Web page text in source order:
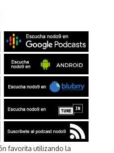
favorita utilizando la